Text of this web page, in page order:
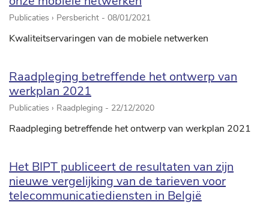
Publicaties › Persbericht - 08/01/2021
Kwaliteitservaringen van de mobiele netwerken
Raadpleging betreffende het ontwerp van
werkplan 2021
Publicaties › Raadpleging - 22/12/2020
Raadpleging betreffende het ontwerp van werkplan 2021
Het BIPT publiceert de resultaten van zijn
nieuwe vergelijking van de tarieven voor
telecommunicatiediensten in België